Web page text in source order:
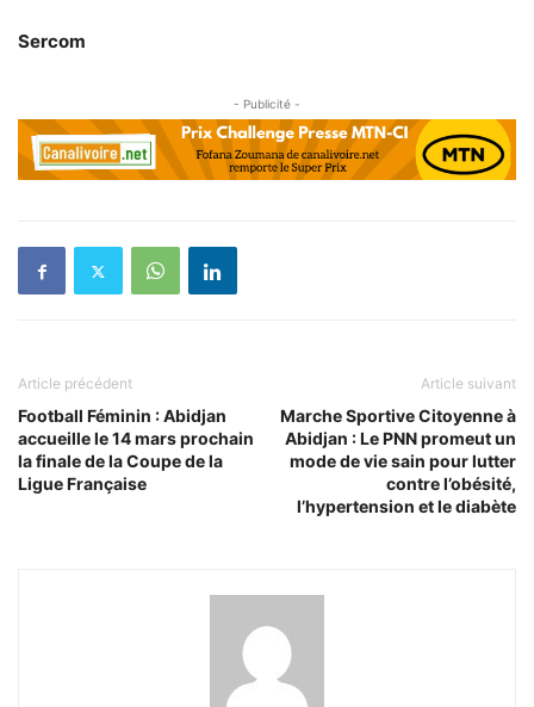
Sercom
- Publicité -
Article précédent
Football Féminin : Abidjan
accueille le 14 mars prochain
la finale de la Coupe de la
Ligue Française
Article suivant
Marche Sportive Citoyenne à
Abidjan : Le PNN promeut un
mode de vie sain pour lutter
contre l’obésité,
l’hypertension et le diabète